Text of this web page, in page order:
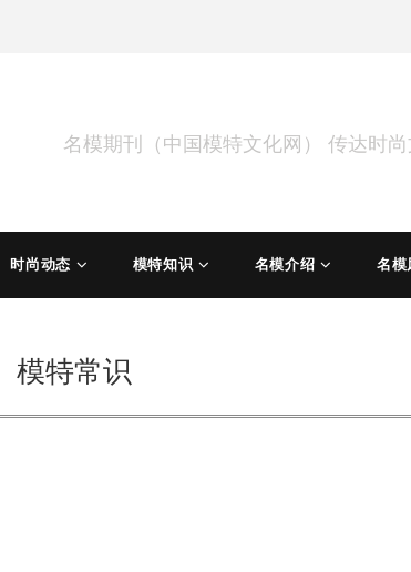
名模期刊（中国模特文化网） 传达时
时尚动态 模特知识 名模介绍 名模
模特常识